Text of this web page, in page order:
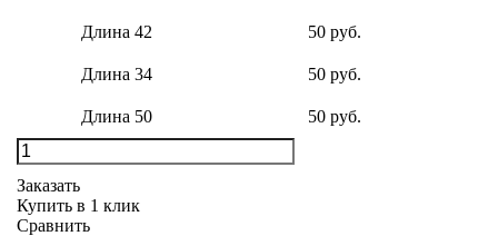
Длина 42 50 руб.
Длина 34 50 руб.
Длина 50 50 руб.
Заказать
Купить в 1 клик
Сравнить